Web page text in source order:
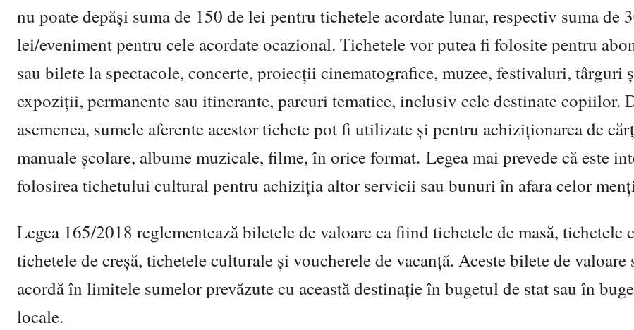
nu poate depăşi suma de 150 de lei pentru tichetele acordate lunar, respectiv suma de
lei/eveniment pentru cele acordate ocazional. Tichetele vor putea fi folosite pentru
sau bilete la spectacole, concerte, proiecţii cinematografice, muzee, festivaluri, târguri
expoziţii, permanente sau itinerante, parcuri tematice, inclusiv cele destinate copiilor.
asemenea, sumele aferente acestor tichete pot fi utilizate şi pentru achiziţionarea de
manuale şcolare, albume muzicale, filme, în orice format. Legea mai prevede că este
folosirea tichetului cultural pentru achiziţia altor servicii sau bunuri în afara celor
Legea 165/2018 reglementează biletele de valoare ca fiind tichetele de masă, tichetele
tichetele de creşă, tichetele culturale şi voucherele de vacanţă. Aceste bilete de valoare
acordă în limitele sumelor prevăzute cu această destinaţie în bugetul de stat sau în
locale.